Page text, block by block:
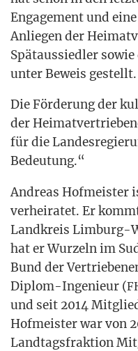
Enga­ge­ment und
Anlie­gen der
Spät­aus­sied­ler
unter Beweis gestellt.
Die För­de­rung der
der
für die
Bedeutung.“
Andre­as Hof­meis­ter
ver­hei­ra­tet. Er
Land­kreis Lim­burg-
hat er Wur­zeln im
Bund der
Diplom-Inge­nieur (
und seit 2014
Hof­meis­ter war von
Land­tags­frak­ti­on